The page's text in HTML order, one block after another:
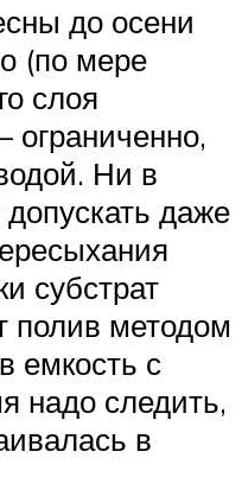
до осени
(по мере
слоя
ограниченно,
Ни в
даже
субстрат
полив методом
емкость с
надо следить,
в